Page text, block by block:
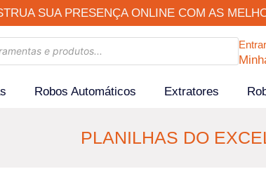
SUA PRESENÇA ONLINE COM AS
Robos Automáticos Extratores
PLANILHAS DO